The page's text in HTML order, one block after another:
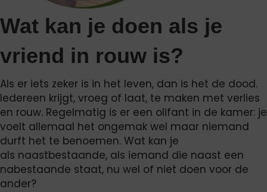
Wat kan je doen als je
vriend in rouw is?
Als er iets zeker is in het leven, dan is het de dood.
Iedereen krijgt, vroeg of laat, te maken met verlies
en rouw. Regelmatig is er een olifant in de kamer: je
voelt allemaal het ongemak wel maar niemand
durft het te benoemen. Wat kan je
als naastbestaande, als iemand die naast een
nabestaande staat, nu wel of niet doen voor de
ander?